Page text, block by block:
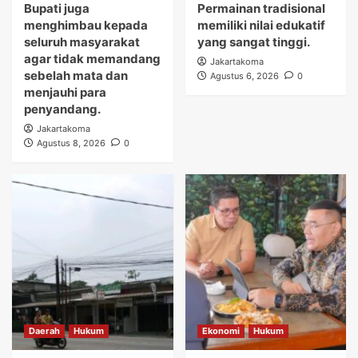
Bupati juga
menghimbau kepada
seluruh masyarakat
agar tidak memandang
sebelah mata dan
menjauhi para
penyandang.
Jakartakoma
Agustus 8, 2026
0
Permainan tradisional
memiliki nilai edukatif
yang sangat tinggi.
Jakartakoma
Agustus 6, 2026
0
Daerah Hukum Ekonomi Hukum